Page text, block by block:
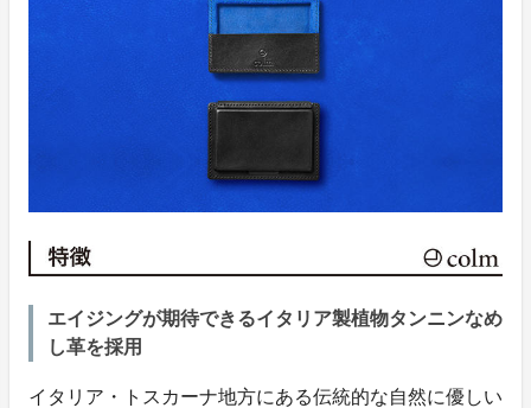
エイジングが期待できるイタリア製植物タンニンなめ
し革を採用
イタリア・トスカーナ地方にある伝統的な自然に優しい